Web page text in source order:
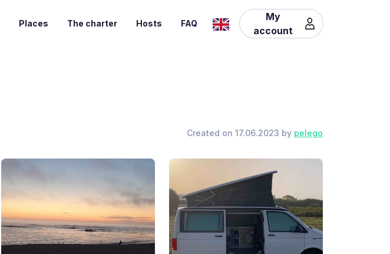
Places The charter Hosts FAQ
My
account
Created on 17.06.2023 by pelego